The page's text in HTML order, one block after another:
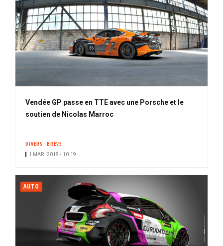
Vendée GP passe en TTE avec une Porsche et le
soutien de Nicolas Marroc
DIVERS BRÈVE
1 MAR. 2018 • 10:19
AUTO